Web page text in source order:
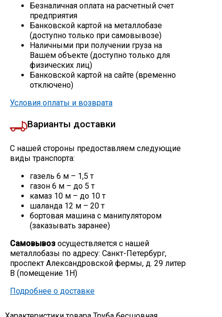
Безналичная оплата на расчетный счет
предприятия
Банковской картой на металлобазе
(доступно только при самовывозе)
Наличными при получении груза на
Вашем объекте (доступно только для
физических лиц)
Банковской картой на сайте (временно
отключено)
Условия оплаты и возврата
Варианты доставки
С нашей стороны предоставляем следующие
виды транспорта:
газель 6 м – 1,5 т
газон 6 м – до 5 т
камаз 10 м – до 10 т
шаланда 12 м – 20 т
бортовая машина с манипулятором
(заказывать заранее)
Самовывоз осуществляется с нашей
металлобазы по адресу: Санкт-Петербург,
проспект Александровской фермы, д. 29 литер
В (помещение 1Н)
Подробнее о доставке